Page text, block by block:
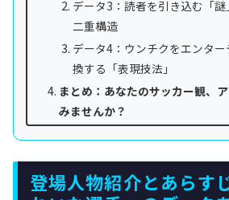
データ3：読者を引き込む「
二重構造
データ4：ウンチクをエンタ
換する「表現技法」
まとめ：あなたのサッカー観、
みませんか？
登場人物紹介とあらす